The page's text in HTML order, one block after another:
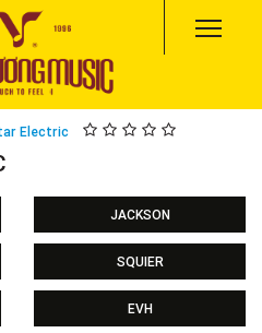
Electric
JACKSON
SQUIER
Squier Sonic series
EVH